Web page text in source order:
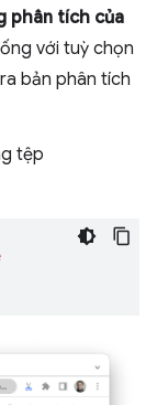
phân tích của
với tuỳ chọn
bản phân tích
tệp